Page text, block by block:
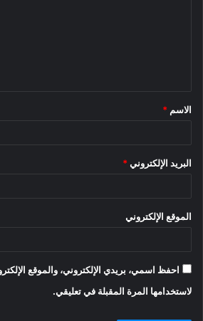
*
الاسم *
البريد الإلكتروني *
الموقع الإلكتروني
احفظ اسمي، بريدي الإلكتروني، والموقع
لاستخدامها المرة المقبلة في تعليقي.